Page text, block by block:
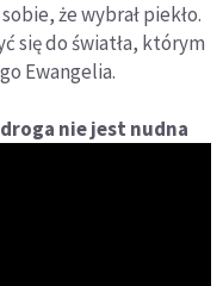
że wybrał piekło.
się do światła, którym
Ewangelia.
nie jest nudna